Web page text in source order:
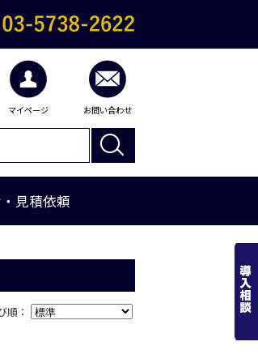
マイページ お問い合わせ
見積依頼
順：